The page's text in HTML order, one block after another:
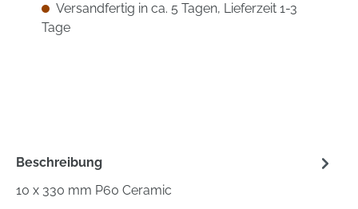
Versandfertig in ca. 5 Tagen, Lieferzeit 1-3
Tage
Beschreibung
10 x 330 mm P60 Ceramic